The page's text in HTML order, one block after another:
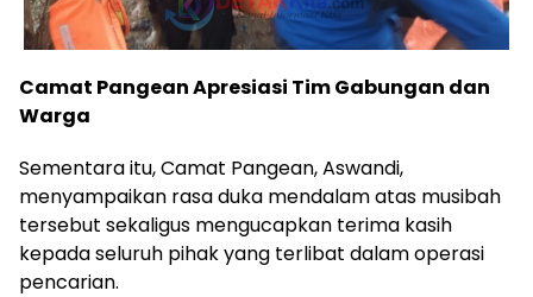
Camat Pangean Apresiasi Tim Gabungan dan
Warga
Sementara itu, Camat Pangean, Aswandi,
menyampaikan rasa duka mendalam atas musibah
tersebut sekaligus mengucapkan terima kasih
kepada seluruh pihak yang terlibat dalam operasi
pencarian.